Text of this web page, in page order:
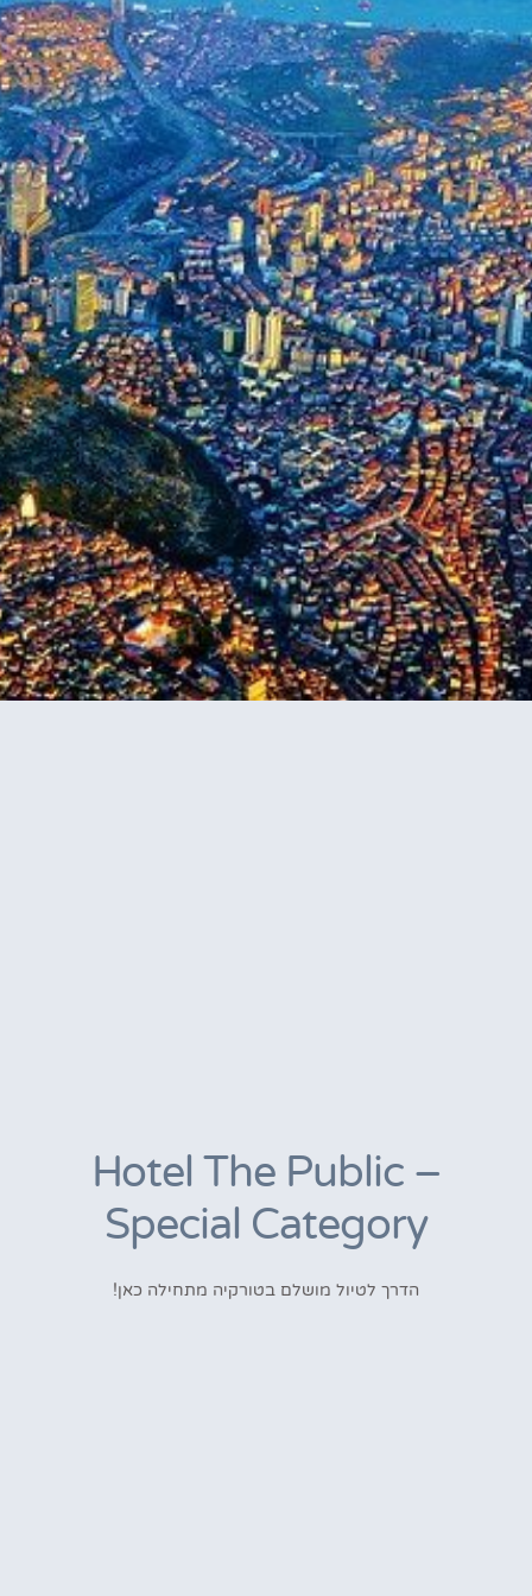
Hotel The Public –
Special Category
הדרך לטיול מושלם בטורקיה מתחילה כאן!